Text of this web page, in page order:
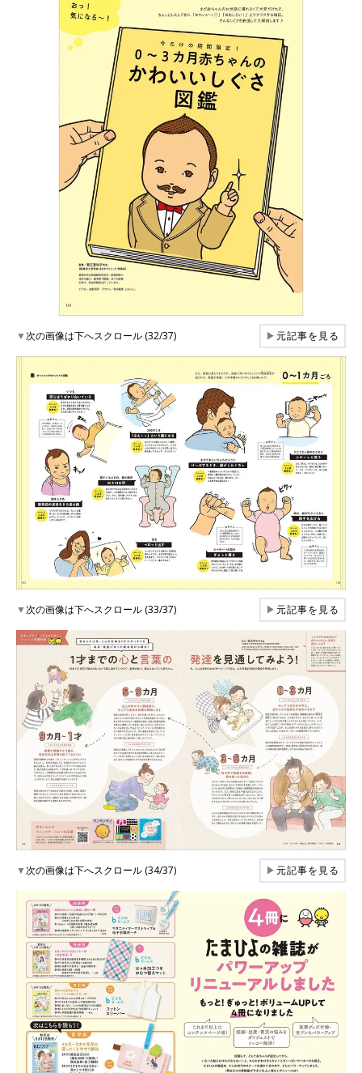
▼次の画像は下へスクロール (32/37) ▶元記事を見る
▼次の画像は下へスクロール (33/37) ▶元記事を見る
▼次の画像は下へスクロール (34/37) ▶元記事を見る